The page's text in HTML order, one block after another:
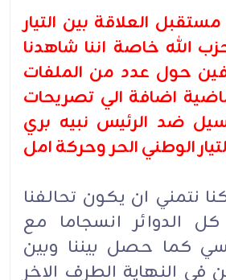
العلاقة بين التيار
الله خاصة اننا شاهدنا
حول عدد من الملفات
اضافة الي تصريحات
ضد الرئيس نبيه بري
الوطني الحر وحركة امل
نتمني ان يكون تحالفنا
الدوائر انسجاما مع
كما حصل بيننا وبين
في النهاية الطرف الاخر